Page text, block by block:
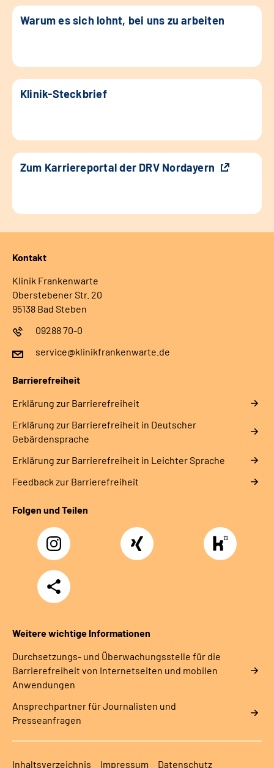
Warum es sich lohnt, bei uns zu arbeiten
Klinik-Steckbrief
Zum Karriereportal der DRV Nordayern
Kontakt
Klinik Frankenwarte
Oberstebener Str. 20
95138 Bad Steben
09288 70-0
service@klinikfrankenwarte.de
Barrierefreiheit
Erklärung zur Barrierefreiheit
Erklärung zur Barrierefreiheit in Deutscher
Gebärdensprache
Erklärung zur Barrierefreiheit in Leichter Sprache
Feedback zur Barrierefreiheit
Folgen und Teilen
Instagram Xing
https://
rentenversicherung-
nordbayern6
Teilen
Weitere wichtige Informationen
Durchsetzungs- und Überwachungsstelle für die
Barrierefreiheit von Internetseiten und mobilen
Anwendungen
Ansprechpartner für Journalisten und
Presseanfragen
Inhaltsverzeichnis Impressum Datenschutz